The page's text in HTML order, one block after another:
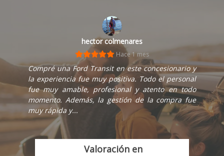
hector colmenares
Hace 1 mes
Compré una Ford Transit en este concesionario y
la experiencia fue muy positiva. Todo el personal
fue muy amable, profesional y atento en todo
momento. Además, la gestión de la compra fue
muy rápida y...
Valoración en